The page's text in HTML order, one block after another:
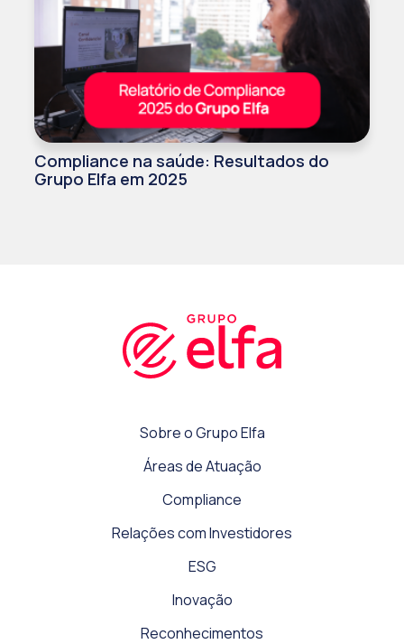
Compliance na saúde: Resultados do
Grupo Elfa em 2025
Sobre o Grupo Elfa
Áreas de Atuação
Compliance
Relações com Investidores
ESG
Inovação
Reconhecimentos